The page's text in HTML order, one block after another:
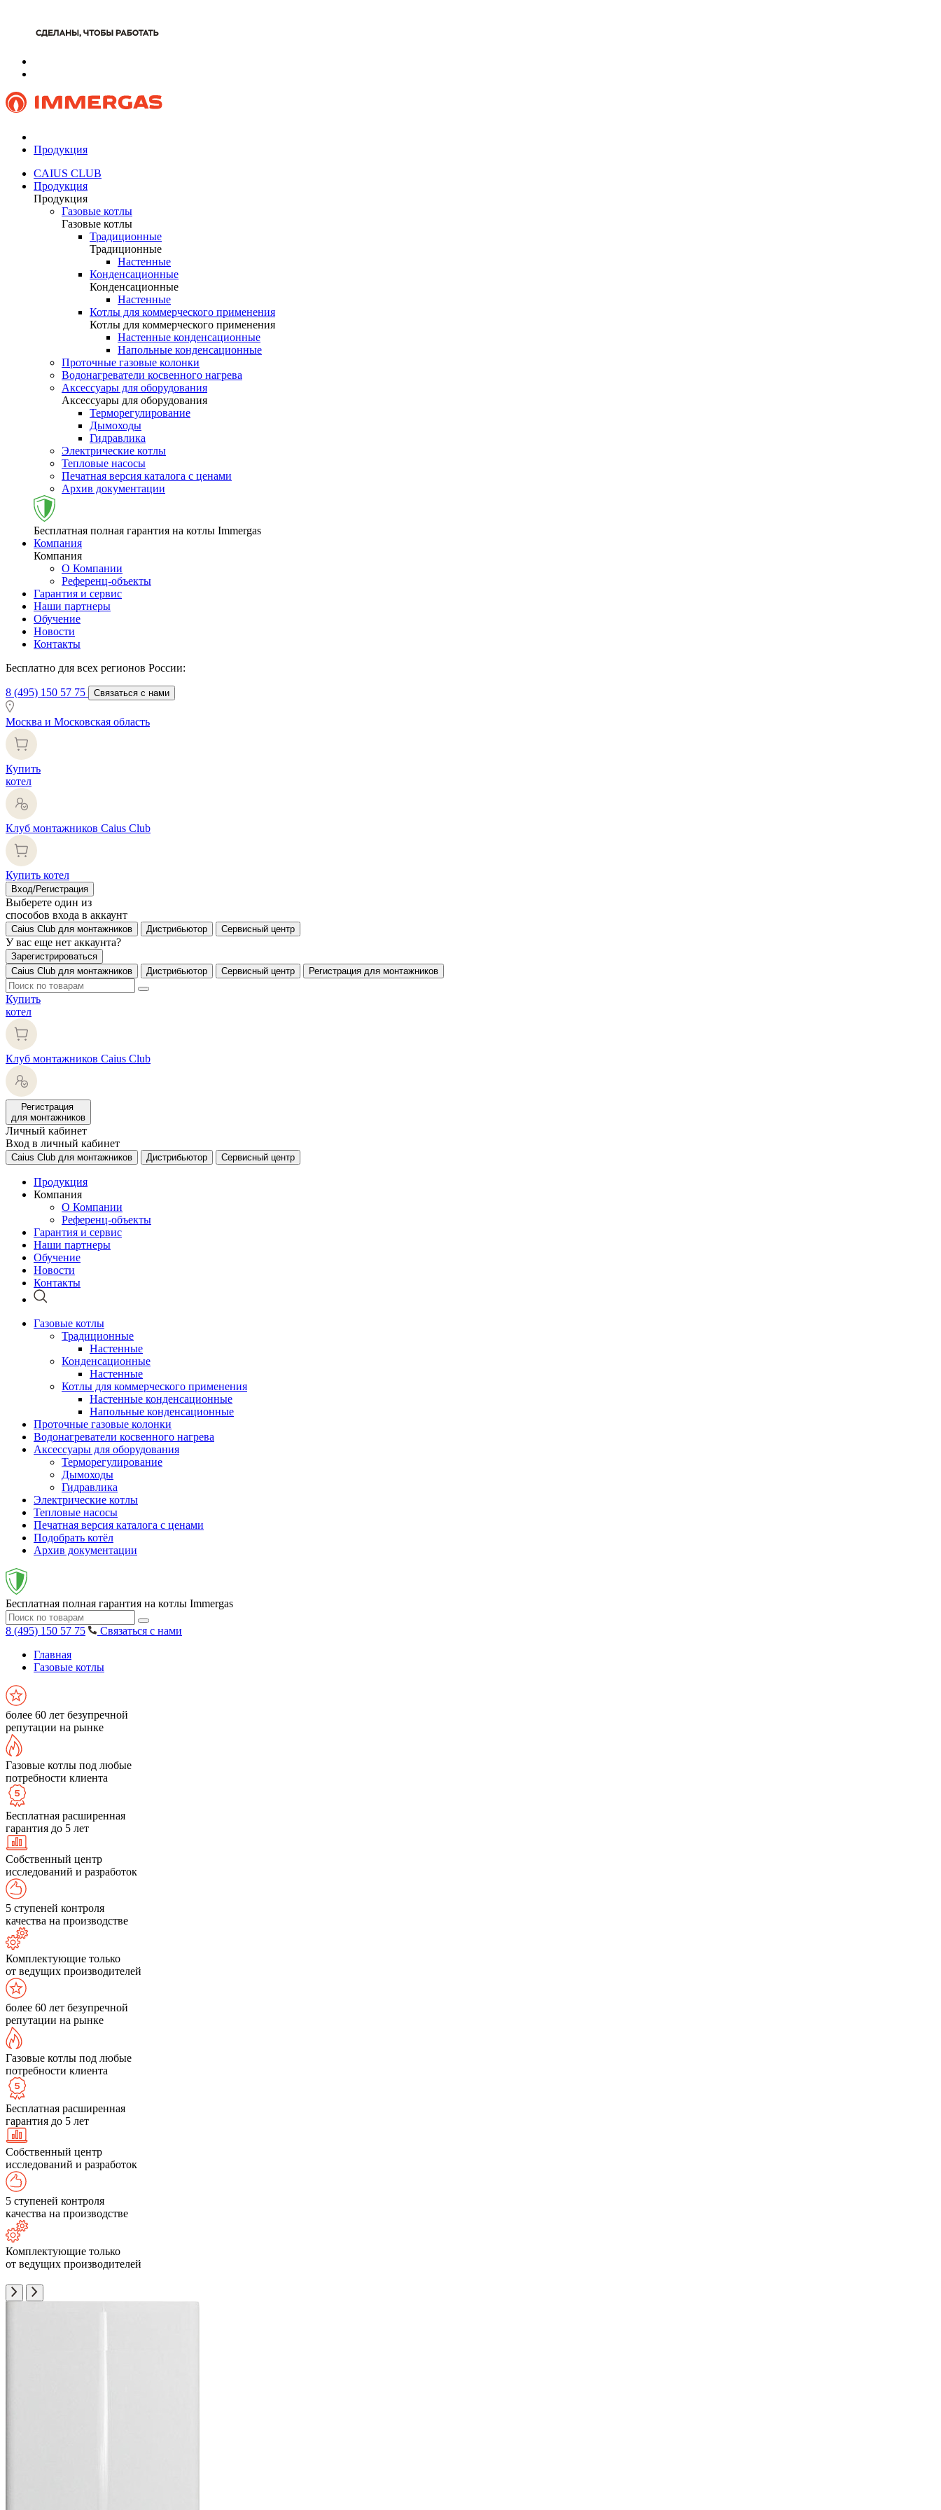
Продукция
CAIUS CLUB
Продукция
Продукция
Газовые котлы
Газовые котлы
Традиционные
Традиционные
Настенные
Конденсационные
Конденсационные
Настенные
Котлы для коммерческого применения
Котлы для коммерческого применения
Настенные конденсационные
Напольные конденсационные
Проточные газовые колонки
Водонагреватели косвенного нагрева
Аксессуары для оборудования
Аксессуары для оборудования
Терморегулирование
Дымоходы
Гидравлика
Электрические котлы
Тепловые насосы
Печатная версия каталога с ценами
Архив документации
Бесплатная полная гарантия на котлы Immergas
Компания
Компания
О Компании
Референц-объекты
Гарантия и сервис
Наши партнеры
Обучение
Новости
Контакты
Бесплатно для всех регионов России:
8 (495) 150 57 75 Связаться с нами
Москва и Московская область
Купить
котел
Клуб монтажников Caius Club
Купить котел
Вход/Регистрация
Выберете один из
способов входа в аккаунт
Caius Club для монтажников Дистрибьютор Сервисный центр
У вас еще нет аккаунта?
Зарегистрироваться
Caius Club для монтажников
Дистрибьютор Сервисный центр Регистрация для монтажников
Купить
котел
Клуб монтажников Caius Club
Регистрация
для монтажников
Личный кабинет
Вход в личный кабинет
Caius Club для монтажников Дистрибьютор Сервисный центр
Продукция
Компания
О Компании
Референц-объекты
Гарантия и сервис
Наши партнеры
Обучение
Новости
Контакты
Газовые котлы
Традиционные
Настенные
Конденсационные
Настенные
Котлы для коммерческого применения
Настенные конденсационные
Напольные конденсационные
Проточные газовые колонки
Водонагреватели косвенного нагрева
Аксессуары для оборудования
Терморегулирование
Дымоходы
Гидравлика
Электрические котлы
Тепловые насосы
Печатная версия каталога с ценами
Подобрать котёл
Архив документации
Бесплатная полная гарантия на котлы Immergas
8 (495) 150 57 75
Связаться с нами
Главная
Газовые котлы
более 60 лет безупречной
репутации на рынке
Газовые котлы под любые
потребности клиента
Бесплатная расширенная
гарантия до 5 лет
Собственный центр
исследований и разработок
5 ступеней контроля
качества на производстве
Комплектующие только
от ведущих производителей
более 60 лет безупречной
репутации на рынке
Газовые котлы под любые
потребности клиента
Бесплатная расширенная
гарантия до 5 лет
Собственный центр
исследований и разработок
5 ступеней контроля
качества на производстве
Комплектующие только
от ведущих производителей